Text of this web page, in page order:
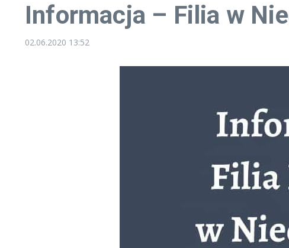
Informacja – Filia w
02.06.2020 13:52